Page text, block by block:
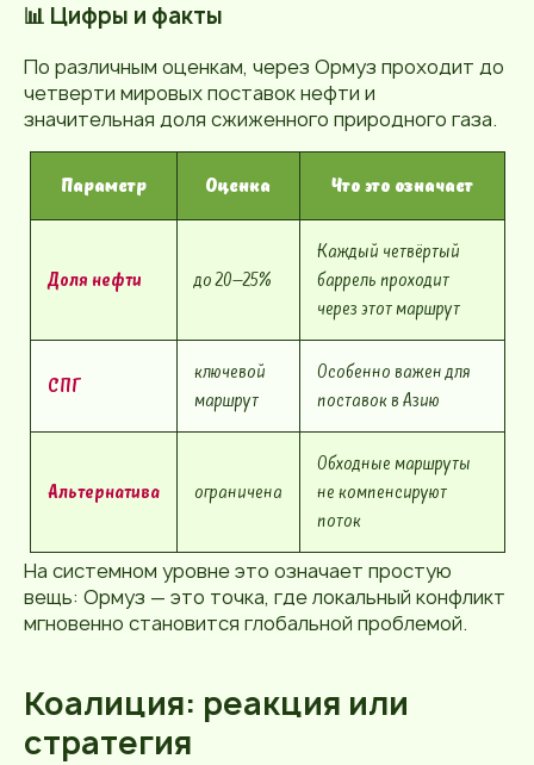
📊 Цифры и факты
По различным оценкам, через Ормуз проходит до
четверти мировых поставок нефти и
значительная доля сжиженного природного газа.
Параметр Оценка Что это означает
Доля нефти до 20–25%
Каждый четвёртый
баррель проходит
через этот маршрут
СПГ
ключевой
маршрут
Особенно важен для
поставок в Азию
Альтернатива ограничена
Обходные маршруты
не компенсируют
поток
На системном уровне это означает простую
вещь: Ормуз — это точка, где локальный конфликт
мгновенно становится глобальной проблемой.
Коалиция: реакция или
стратегия